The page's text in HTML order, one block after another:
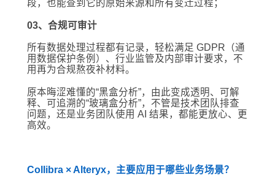
段，也能查到它的原始来源和所有变迁过程；
03、合规可审计
所有数据处理过程都有记录，轻松满足 GDPR（通
用数据保护条例）、行业监管及内部审计要求，不
用再为合规熬夜补材料。
原本晦涩难懂的“黑盒分析”，由此变成透明、可解
释、可追溯的“玻璃盒分析”，不管是技术团队排查
问题，还是业务团队使用 AI 结果，都能更放心、更
高效。
Collibra × Alteryx，主要应用于哪些业务场景？